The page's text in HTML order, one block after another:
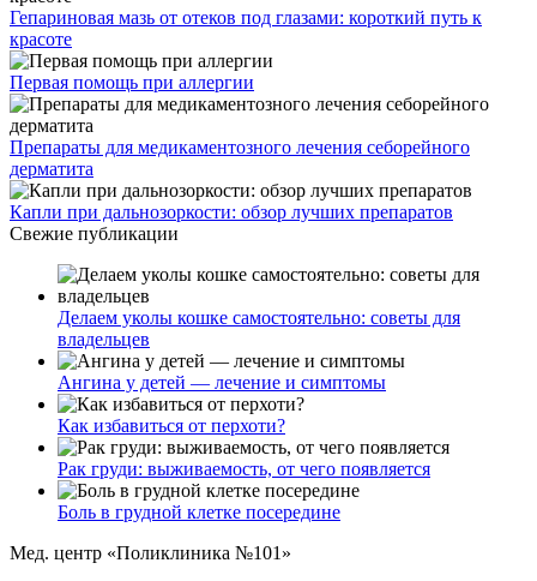
Гепариновая мазь от отеков под глазами: короткий путь к
красоте
Первая помощь при аллергии
Препараты для медикаментозного лечения себорейного
дерматита
Капли при дальнозоркости: обзор лучших препаратов
Свежие публикации
Делаем уколы кошке самостоятельно: советы для
владельцев
Ангина у детей — лечение и симптомы
Как избавиться от перхоти?
Рак груди: выживаемость, от чего появляется
Боль в грудной клетке посередине
Мед. центр «Поликлиника №101»